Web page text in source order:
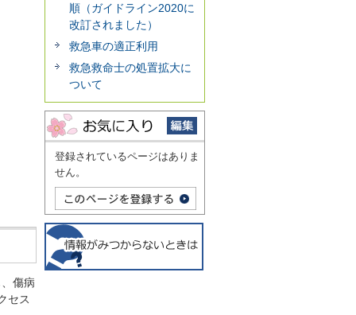
傷病
セス
順（ガイドライン2020に
改訂されました）
救急車の適正利用
救急救命士の処置拡大に
ついて
登録されているページはありま
せん。